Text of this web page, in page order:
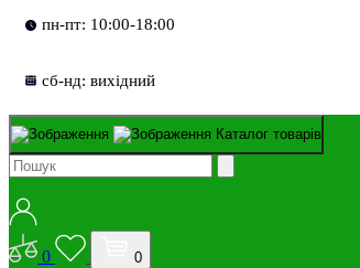
пн-пт: 10:00-18:00
сб-нд: вихідний
Каталог товарів
0 0